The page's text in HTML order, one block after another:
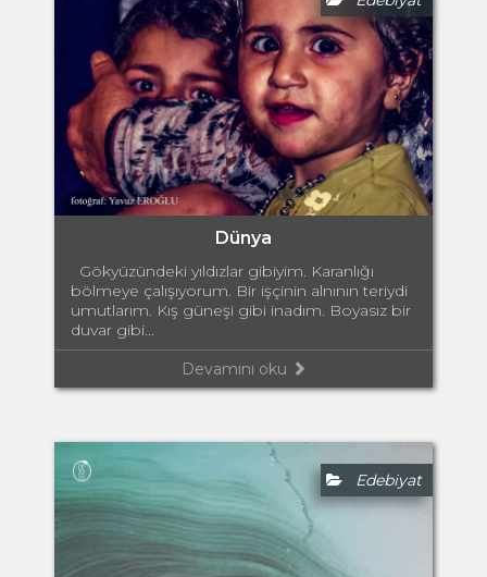
Dünya
Gökyüzündeki yıldızlar gibiyim. Karanlığı
bölmeye çalışıyorum. Bir işçinin alnının teriydi
umutlarım. Kış güneşi gibi inadım. Boyasız bir
duvar gibi...
Devamını oku
Edebiyat